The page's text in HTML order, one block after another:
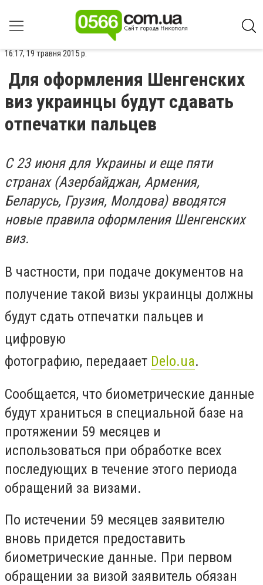
16:17, 19 травня 2015 р.
Для оформления Шенгенских
виз украинцы будут сдавать
отпечатки пальцев
С 23 июня для Украины и еще пяти
странах (Азербайджан, Армения,
Беларусь, Грузия, Молдова) вводятся
новые правила оформления Шенгенских
виз.
В частности, при подаче документов на
получение такой визы украинцы должны
будут сдать отпечатки пальцев и
цифровую
фотографию, передаает Delo.ua.
Сообщается, что биометрические данные
будут храниться в специальной базе на
протяжении 59 месяцев и
использоваться при обработке всех
последующих в течение этого периода
обращений за визами.
По истечении 59 месяцев заявителю
вновь придется предоставить
биометрические данные. При первом
обращении за визой заявитель обязан